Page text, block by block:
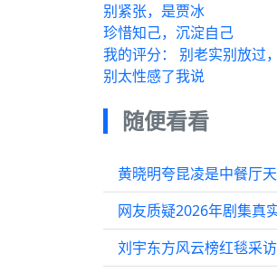
别紧张，是贾冰
珍惜知己，沉淀自己
我的评分： 别老实别放过
别太性感了我说
随便看看
网友质疑2026年剧集真